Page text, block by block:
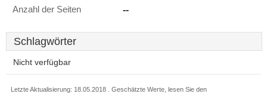
Anzahl der Seiten --
Schlagwörter
Nicht verfügbar
Letzte Aktualisierung: 18.05.2018 . Geschätzte Werte, lesen Sie den